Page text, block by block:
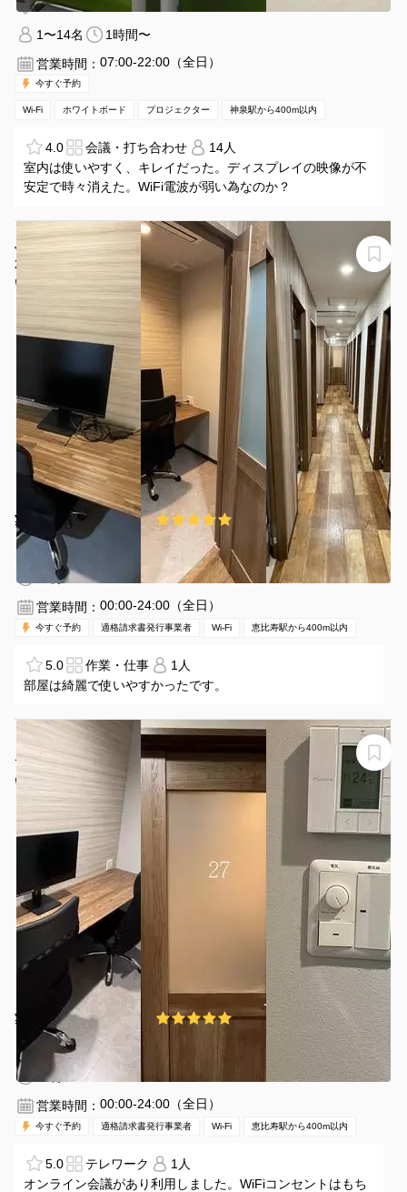
神泉駅 徒歩4分
東京都渋谷区道玄坂２－１８－１１
1〜14名
1時間〜
営業時間： 07:00-22:00（全日）
今すぐ予約
Wi-Fi ホワイトボード プロジェクター 神泉駅から400m以内
4.0 会議・打ち合わせ
14人
室内は使いやすく、キレイだった。ディスプレイの映像が不
安定で時々消えた。WiFi電波が弱い為なのか？
JR恵比寿駅目の前！完全個室の1名用ブース（ブース
24）※予約時間前は入室不可【４階】
いいオフィス恵比寿4F
¥880 〜 ¥880 /時間
(1件)
恵比寿駅 徒歩1分
東京都渋谷区恵比寿1丁目10−6
1名
30分〜
営業時間： 00:00-24:00（全日）
今すぐ予約 適格請求書発行事業者 Wi-Fi 恵比寿駅から400m以内
5.0 作業・仕事
1人
部屋は綺麗で使いやすかったです。
【恵比寿駅目の前ビル4階】ビジネスからプライベートま
でご利用いただける2名個室！（ブース27）
いいオフィス恵比寿4F
¥880 〜 ¥880 5.0 (1件)
恵比寿駅 徒歩1分
東京都渋谷区恵比寿1丁目10番6号
1〜2名
30分〜
営業時間： 00:00-24:00（全日）
今すぐ予約 適格請求書発行事業者 Wi-Fi 恵比寿駅から400m以内
5.0 テレワーク
1人
オンライン会議があり利用しました。WiFiコンセントはもち